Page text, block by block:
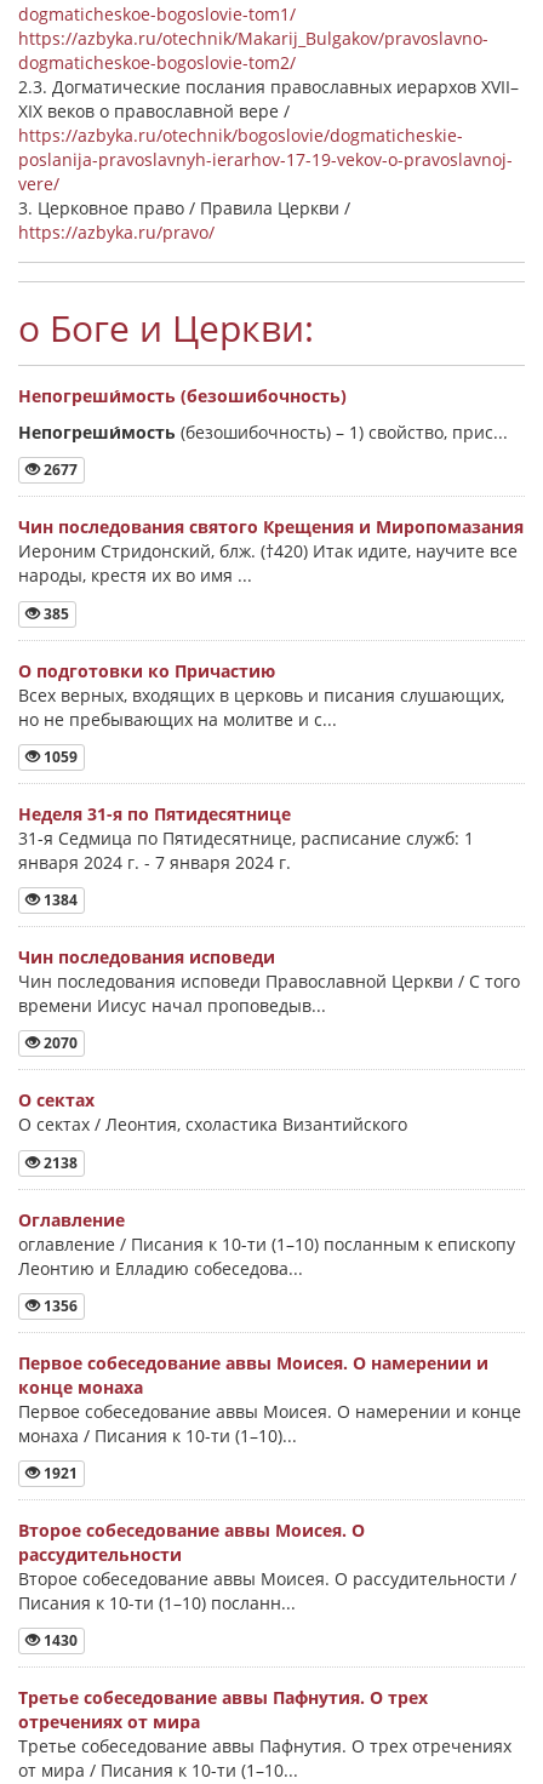
dogmaticheskoe-bogoslovie-tom1/
https://azbyka.ru/otechnik/Makarij_Bulgakov/pravoslavno-
dogmaticheskoe-bogoslovie-tom2/
2.3. Догматические послания православных иерархов XVII–
XIX веков о православной вере /
https://azbyka.ru/otechnik/bogoslovie/dogmaticheskie-
poslanija-pravoslavnyh-ierarhov-17-19-vekov-o-pravoslavnoj-
vere/
3. Церковное право / Правила Церкви /
https://azbyka.ru/pravo/
о Боге и Церкви:
Непогреши́мость (безошибочность)
Непогреши́мость (безошибочность) – 1) свойство, прис...
2677
Чин последования святого Крещения и Миропомазания
Иероним Стридонский, блж. (†420) Итак идите, научите все
народы, крестя их во имя ...
385
О подготовки ко Причастию
Всех верных, входящих в церковь и писания слушающих,
но не пребывающих на молитве и с...
1059
Неделя 31-я по Пятидесятнице
31-я Седмица по Пятидесятнице, расписание служб: 1
января 2024 г. - 7 января 2024 г.
1384
Чин последования исповеди
Чин последования исповеди Православной Церкви / С того
времени Иисус начал проповедыв...
2070
О сектах
О сектах / Леонтия, схоластика Византийского
2138
Оглавление
оглавление / Писания к 10-ти (1–10) посланным к епископу
Леонтию и Елладию собеседова...
1356
Первое собеседование аввы Моисея. О намерении и
конце монаха
Первое собеседование аввы Моисея. О намерении и конце
монаха / Писания к 10-ти (1–10)...
1921
Второе собеседование аввы Моисея. О
рассудительности
Второе собеседование аввы Моисея. О рассудительности /
Писания к 10-ти (1–10) посланн...
1430
Третье собеседование аввы Пафнутия. О трех
отречениях от мира
Третье собеседование аввы Пафнутия. О трех отречениях
от мира / Писания к 10-ти (1–10...